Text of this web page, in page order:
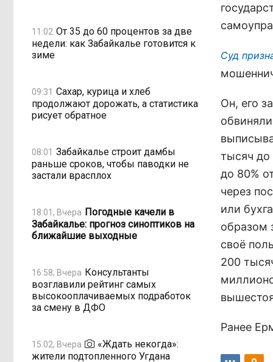
11:02 От 35 до 60 процентов за две
недели: как Забайкалье готовится к
зиме
09:31 Сахар, курица и хлеб
продолжают дорожать, а статистика
рисует обратное
08:01 Забайкалье строит дамбы
раньше сроков, чтобы паводки не
застали врасплох
18:01, Вчера Погодные качели в
Забайкалье: прогноз синоптиков на
ближайшие выходные
16:58, Вчера Консультанты
возглавили рейтинг самых
высокооплачиваемых подработок
за смену в ДФО
15:02, Вчера
«Ждать некогда»:
жители подтопленного Угдана
Суд
Он, его
тысяч до
до 80%
через
или
образом
своё
200
Ранее